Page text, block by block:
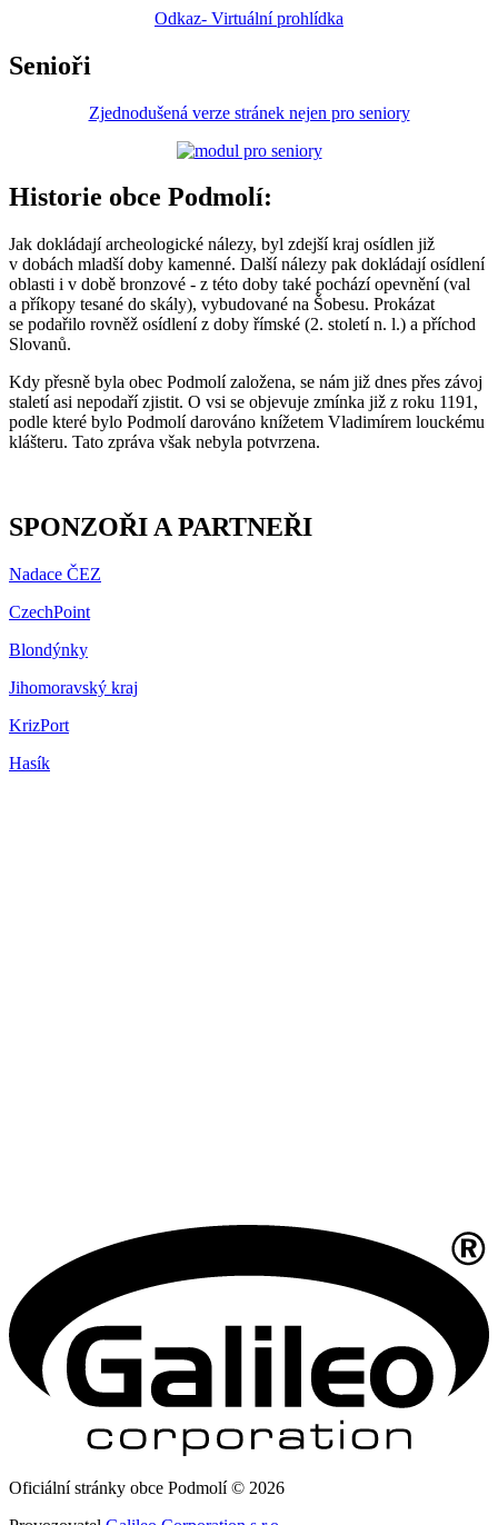
Odkaz- Virtuální prohlídka
Senioři
Zjednodušená verze stránek nejen pro seniory
Historie obce Podmolí:
Jak dokládají archeologické nálezy, byl zdejší kraj osídlen již
v dobách mladší doby kamenné. Další nálezy pak dokládají osídlení
oblasti i v době bronzové - z této doby také pochází opevnění (val
a příkopy tesané do skály), vybudované na Šobesu. Prokázat
se podařilo rovněž osídlení z doby římské (2. století n. l.) a příchod
Slovanů.
Kdy přesně byla obec Podmolí založena, se nám již dnes přes závoj
staletí asi nepodaří zjistit. O vsi se objevuje zmínka již z roku 1191,
podle které bylo Podmolí darováno knížetem Vladimírem louckému
klášteru. Tato zpráva však nebyla potvrzena.
SPONZOŘI A PARTNEŘI
Nadace ČEZ
CzechPoint
Blondýnky
Jihomoravský kraj
KrizPort
Hasík
Oficiální stránky obce Podmolí © 2026